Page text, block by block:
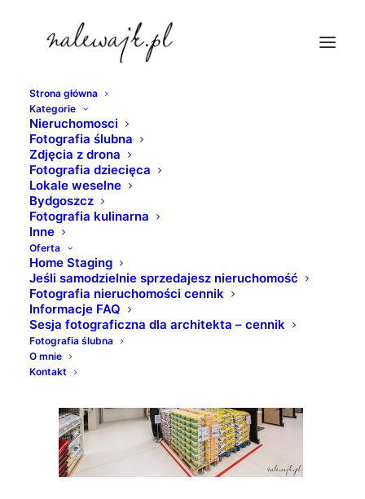
Strona główna
Kategorie
Nieruchomosci
Fotografia ślubna
Zdjęcia z drona
Fotografia dziecięca
Lokale weselne
Bydgoszcz
Fotografia kulinarna
Inne
Oferta
Home Staging
Jeśli samodzielnie sprzedajesz nieruchomość
Fotografia nieruchomości cennik
Informacje FAQ
Sesja fotograficzna dla architekta – cennik
Fotografia ślubna
O mnie
Kontakt
zdjecia-marketow
Strona Główna
Sesja fotograficzna | Przebudowa centrum handlowego |
Inwestycja: market budowlany